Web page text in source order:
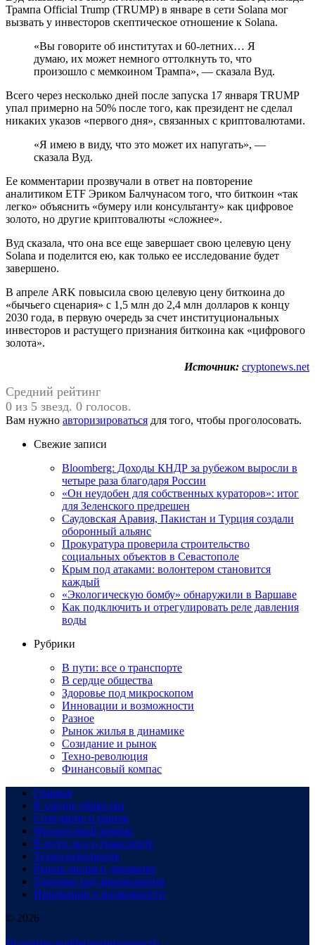
Трампа Official Trump (TRUMP) в январе в сети Solana мог
вызвать у инвесторов скептическое отношение к Solana.
«Вы говорите об институтах и 60-летних… Я
думаю, их может немного оттолкнуть то, что
произошло с мемкоином Трампа», — сказала Вуд.
Всего через несколько дней после запуска 17 января TRUMP
упал примерно на 50% после того, как президент не сделал
никаких указов «первого дня», связанных с криптовалютами.
«Я имею в виду, что это может их напугать», —
сказала Вуд.
Ее комментарии прозвучали в ответ на повторение
аналитиком ETF Эриком Балчунасом того, что биткоин «так
легко» объяснить «бумеру или консультанту» как цифровое
золото, но другие криптовалюты «сложнее».
Вуд сказала, что она все еще завершает свою целевую цену
Solana и поделится ею, как только ее исследование будет
завершено.
В апреле ARK повысила свою целевую цену биткоина до
«бычьего сценария» с 1,5 млн до 2,4 млн долларов к концу
2030 года, в первую очередь за счет институциональных
инвесторов и растущего признания биткоина как «цифрового
золота».
Источник: cryptonews.net
Средний рейтинг
0 из 5 звезд. 0 голосов.
Вам нужно авторизироваться для того, чтобы проголосовать.
Свежие записи
Bloomberg: Доходы КНДР за рубежом выросли в
четыре раза благодаря России
«Он неудобен для собственных кураторов»: итог
для Зеленского предрешен
Саудовская Аравия, Пакистан и Турция создали
оборонный альянс
Прокуратура проверила строительство
социальных объектов в Севастополе
Крым под атаками: волонтером становится
каждый
«Экологическую бомбу» обнаружили в Варшаве
Как подключить и отрегулировать реле давления
воды
Рубрики
В пути: все о транспорте
В сердце общества
Здоровье под микроскопом
Инновации и возможности
Разное
Рынок жилья в динамике
Созидание и рынок
Техно-революция
Финансовый компас
Главная
В сердце общества
Созидание и рынок
Финансовый компас
В пути: все о транспорте
Техно-революция
Рынок жилья в динамике
Здоровье под микроскопом
Инновации и возможности
© 2026